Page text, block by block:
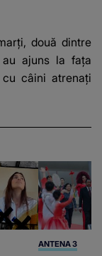
două dintre
au ajuns la fața
câini atrenați
ANTENA 3